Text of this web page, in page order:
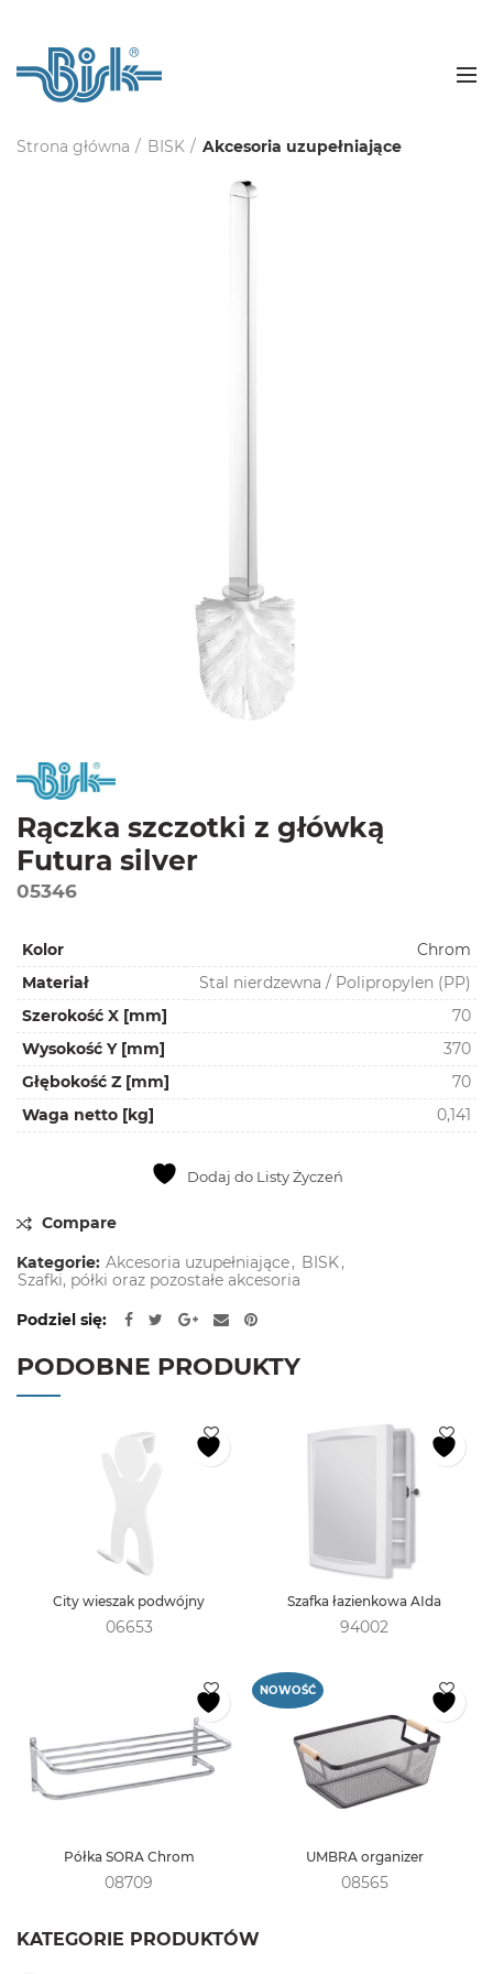
Strona główna BISK Akcesoria uzupełniające
Rączka szczotki z główką
Futura silver
05346
Kolor
Chrom
Materiał
Stal nierdzewna / Polipropylen (PP)
Szerokość X [mm]
70
Wysokość Y [mm]
370
Głębokość Z [mm]
70
Waga netto [kg]
0,141
Dodaj do Listy Życzeń
Compare
Kategorie: Akcesoria uzupełniające, BISK,
Szafki, półki oraz pozostałe akcesoria
Podziel się
PODOBNE PRODUKTY
City wieszak podwójny
06653
Szafka łazienkowa AIda
94002
Półka SORA Chrom
08709
NOWOŚĆ
UMBRA organizer
08565
KATEGORIE PRODUKTÓW